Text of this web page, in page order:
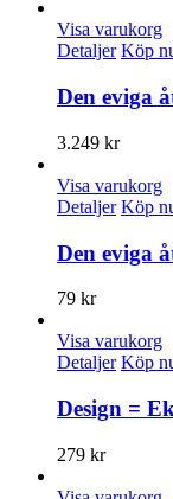
Visa varukorg
Detaljer Köp
Den eviga
3.249 kr
Visa varukorg
Detaljer Köp
Den eviga
79 kr
Visa varukorg
Detaljer Köp
Design =
279 kr